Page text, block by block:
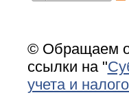
© Обращаем
ссылки на "
учета и